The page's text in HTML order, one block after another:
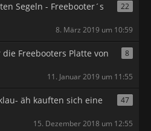
Segeln - Freebooter´s
22
8. März 2019 um 10:59
Freebooters Platte von
8
11. Januar 2019 um 11:55
äh kauften sich eine
47
15. Dezember 2018 um 12:55